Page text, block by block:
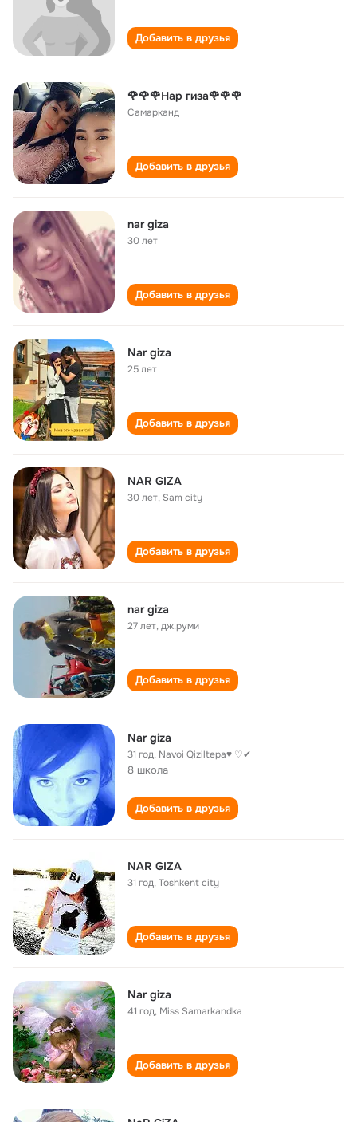
Добавить в друзья
🌹🌹🌹Нар гиза🌹🌹🌹
Самарканд
Добавить в друзья
nar giza
30 лет
Добавить в друзья
Nar giza
25 лет
Добавить в друзья
NAR GIZA
30 лет, Sam city
Добавить в друзья
nar giza
27 лет,дж.руми
Добавить в друзья
Nar giza
31 год, Navoi Qiziltepa♥·♡✔
8 школа
Добавить в друзья
NAR GIZA
31 год,Toshkent city
Добавить в друзья
Nar giza
41 год, Miss Samarkandka
Добавить в друзья